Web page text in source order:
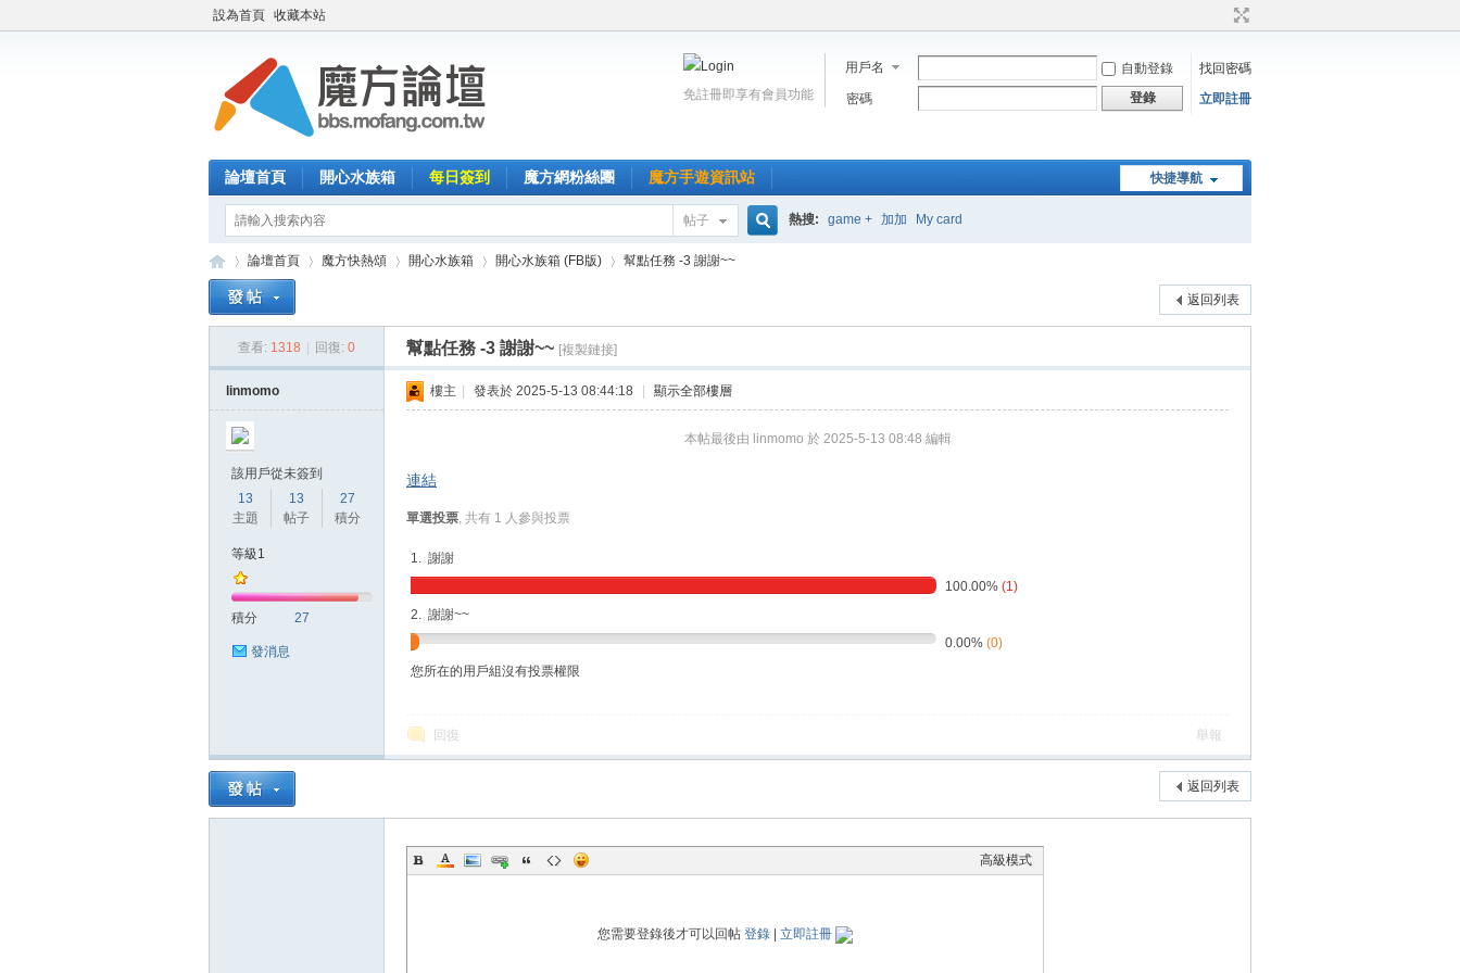
設為首頁 收藏本站
用戶名 自動登錄
找回密碼
密碼
登錄 立即註冊
免註冊即享有會員功能
快捷導航
論壇首頁 開心水族箱 每日簽到 魔方網粉絲團 魔方手遊資訊站
帖子 熱搜: game + 加加 My card
論壇首頁 魔方快熱頌 開心水族箱
›
開心水族箱 (FB版)
›
幫點任務 -3 謝謝~~
返回列表
查看: 1318 回復: 0 幫點任務 -3 謝謝~~ [複製鏈接]
linmomo
該用戶從未簽到
13
主題
13
帖子
27
積分
等級1
積分 27
發消息
樓主 發表於 2025-5-13 08:44:18 顯示全部樓層
本帖最後由 linmomo 於 2025-5-13 08:48 編輯
連結
單選投票, 共有 1 人參與投票
1. 謝謝
100.00% (1)
2. 謝謝~~
0.00% (0)
您所在的用戶組沒有投票權限
回復 舉報
返回列表
高級模式
您需要登錄後才可以回帖 登錄 立即註冊